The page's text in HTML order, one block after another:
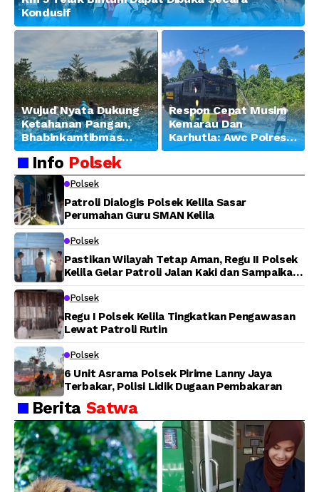
Kondusif
Wujud Nyata Dukung
Ketahanan Pangan,
Bhabinkamtibmas
Banjar Ausoy Turun
Langsung Bantu
Warga Panen Jagung
Respon Cepat Musim
Kemarau Dan
Karhutla: Awc Polres
Teluk Bintuni
Lahan di Jalan Poros
Info Polsek
Polsek
Patroli Dialogis Polsek Kelila Sasar
Perumahan Guru SMAN Kelila
Polsek
Pastikan Wilayah Tetap Aman, Regu II Polsek
Kelila Gelar Patroli Jalan Kaki dan Sampaikan
Polsek
Regu I Polsek Kelila Tingkatkan Pengawasan
Lewat Patroli Rutin
Polsek
6 Unit Asrama Polsek Pirime Lanny Jaya
Terbakar, Polisi Lidik Dugaan Pembakaran
Berita Satwa